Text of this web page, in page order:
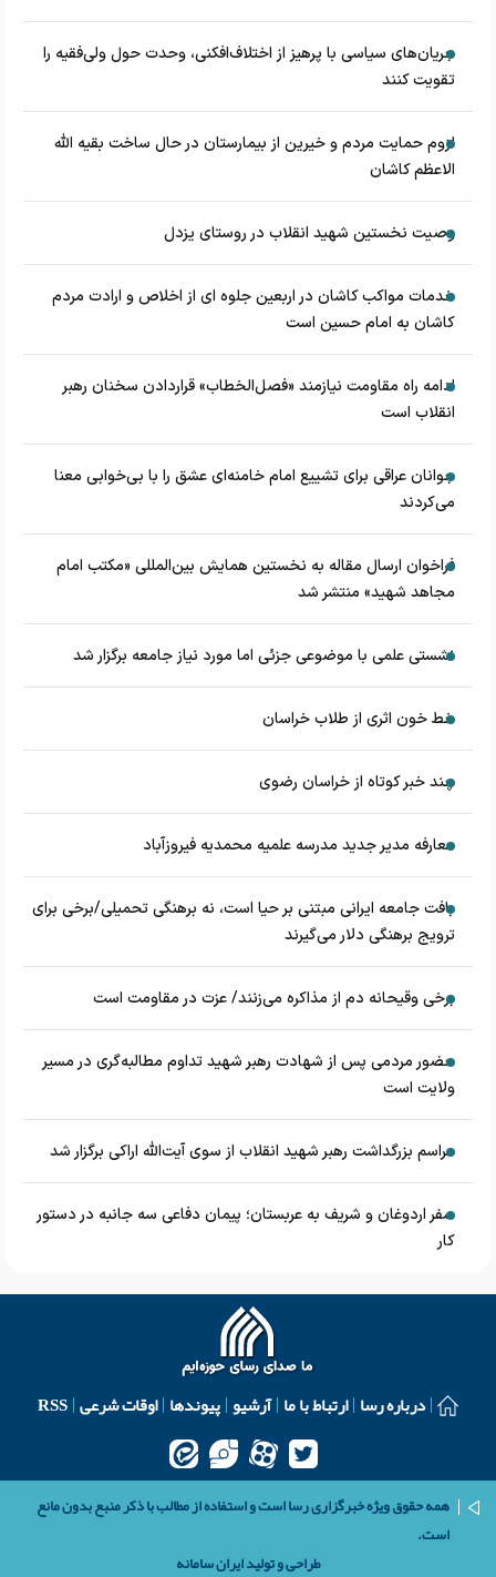
جریان‌های سیاسی با پرهیز از اختلاف‌افکنی، وحدت حول ولی‌فقیه را
تقویت کنند
لزوم حمایت مردم و خیرین از بیمارستان در حال ساخت بقیه الله
الاعظم کاشان
وصیت نخستین شهید انقلاب در روستای یزدل
خدمات مواکب کاشان در اربعین جلوه ای از اخلاص و ارادت مردم
کاشان به امام حسین است
ادامه راه مقاومت نیازمند «فصل‌الخطاب» قراردادن سخنان رهبر
انقلاب است
جوانان عراقی برای تشییع امام خامنه‌ای عشق را با بی‌خوابی معنا
می‌کردند
فراخوان ارسال مقاله به نخستین همایش بین‌المللی «مکتب امام
مجاهد شهید» منتشر شد
نشستی علمی با موضوعی جزئی اما مورد نیاز جامعه برگزار شد
خط خون اثری از طلاب خراسان
چند خبر کوتاه از خراسان رضوی
معارفه مدیر جدید مدرسه علمیه محمدیه فیروزآباد
بافت جامعه ایرانی مبتنی بر حیا است، نه برهنگی تحمیلی/برخی برای
ترویج برهنگی دلار می‌گیرند
برخی وقیحانه دم از مذاکره می‌زنند/ عزت در مقاومت است
حضور مردمی پس از شهادت رهبر شهید تداوم مطالبه‌گری در مسیر
ولایت است
مراسم بزرگداشت رهبر شهید انقلاب از سوی آیت‌الله اراکی برگزار شد
سفر اردوغان و شریف به عربستان؛ پیمان دفاعی سه جانبه در دستور
کار
درباره رسا ارتباط با ما آرشیو پیوندها اوقات شرعی RSS
همه حقوق ویژه خبرگزاری رسا است و استفاده از مطالب با ذکر منبع بدون مانع
است.
طراحی و تولیدایران سامانه